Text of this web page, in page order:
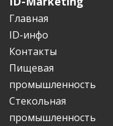
Главная
ID-инфо
Контакты
Пищевая
промышленность
Стекольная
промышленность